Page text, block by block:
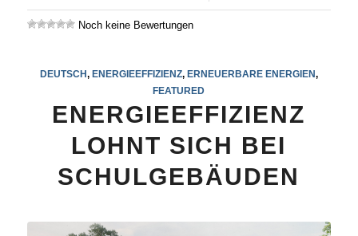
Noch keine Bewertungen
DEUTSCH, ENERGIEEFFIZIENZ, ERNEUERBARE ENERGIEN,
FEATURED
ENERGIEEFFIZIENZ
LOHNT SICH BEI
SCHULGEBÄUDEN